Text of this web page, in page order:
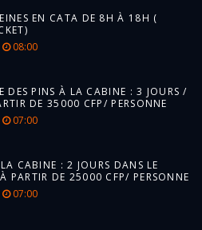
EN CATA DE 8H À 18H (
08:00
DES PINS À LA CABINE : 3 JOURS /
DE 35000 CFP/ PERSONNE
07:00
CABINE : 2 JOURS DANS LE
PARTIR DE 25000 CFP/ PERSONNE
07:00